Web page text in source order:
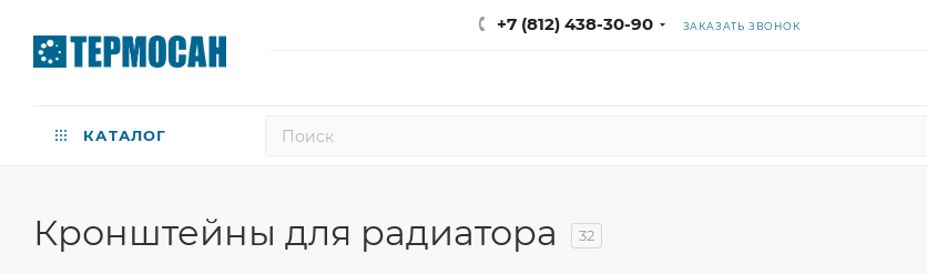
+7 (812) 438-30-90 ЗАКАЗАТЬ ЗВОНОК
КАТАЛОГ
Кронштейны для радиатора 32